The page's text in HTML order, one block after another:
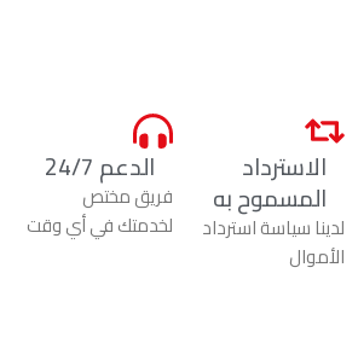
الاسترداد
المسموح به
لدينا سياسة استرداد
الأموال
الدعم 24/7
فريق مختص
لخدمتك في أي وقت